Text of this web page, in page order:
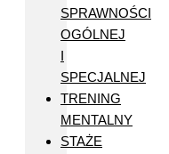
SPRAWNOŚCI
OGÓLNEJ
I
SPECJALNEJ
TRENING
MENTALNY
STAŻE